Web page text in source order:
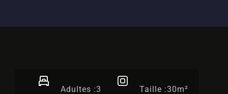
Adultes :3 Taille :30m²